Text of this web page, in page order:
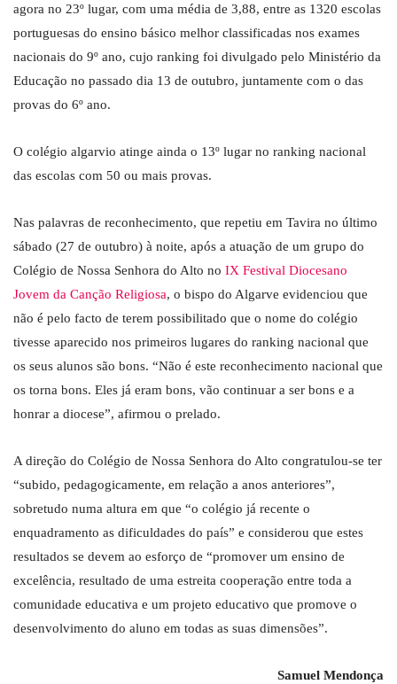
agora no 23º lugar, com uma média de 3,88, entre as 1320 escolas
portuguesas do ensino básico melhor classificadas nos exames
nacionais do 9º ano, cujo ranking foi divulgado pelo Ministério da
Educação no passado dia 13 de outubro, juntamente com o das
provas do 6º ano.
O colégio algarvio atinge ainda o 13º lugar no ranking nacional
das escolas com 50 ou mais provas.
Nas palavras de reconhecimento, que repetiu em Tavira no último
sábado (27 de outubro) à noite, após a atuação de um grupo do
Colégio de Nossa Senhora do Alto no IX Festival Diocesano
Jovem da Canção Religiosa, o bispo do Algarve evidenciou que
não é pelo facto de terem possibilitado que o nome do colégio
tivesse aparecido nos primeiros lugares do ranking nacional que
os seus alunos são bons. “Não é este reconhecimento nacional que
os torna bons. Eles já eram bons, vão continuar a ser bons e a
honrar a diocese”, afirmou o prelado.
A direção do Colégio de Nossa Senhora do Alto congratulou-se ter
“subido, pedagogicamente, em relação a anos anteriores”,
sobretudo numa altura em que “o colégio já recente o
enquadramento as dificuldades do país” e considerou que estes
resultados se devem ao esforço de “promover um ensino de
excelência, resultado de uma estreita cooperação entre toda a
comunidade educativa e um projeto educativo que promove o
desenvolvimento do aluno em todas as suas dimensões”.
Samuel Mendonça